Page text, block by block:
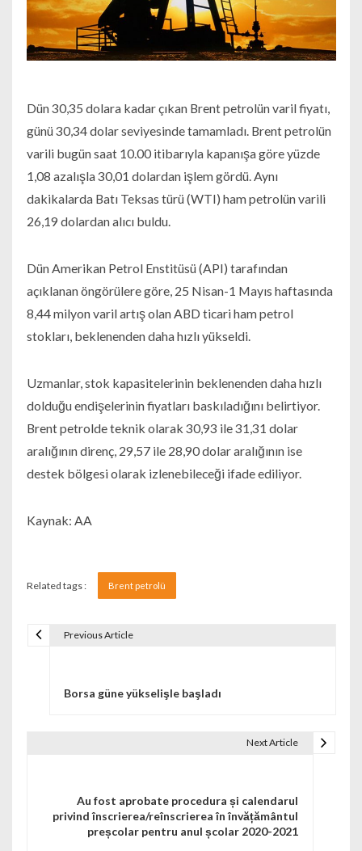
Dün 30,35 dolara kadar çıkan Brent petrolün varil fiyatı,
günü 30,34 dolar seviyesinde tamamladı. Brent petrolün
varili bugün saat 10.00 itibarıyla kapanışa göre yüzde
1,08 azalışla 30,01 dolardan işlem gördü. Aynı
dakikalarda Batı Teksas türü (WTI) ham petrolün varili
26,19 dolardan alıcı buldu.
Dün Amerikan Petrol Enstitüsü (API) tarafından
açıklanan öngörülere göre, 25 Nisan-1 Mayıs haftasında
8,44 milyon varil artış olan ABD ticari ham petrol
stokları, beklenenden daha hızlı yükseldi.
Uzmanlar, stok kapasitelerinin beklenenden daha hızlı
dolduğu endişelerinin fiyatları baskıladığını belirtiyor.
Brent petrolde teknik olarak 30,93 ile 31,31 dolar
aralığının direnç, 29,57 ile 28,90 dolar aralığının ise
destek bölgesi olarak izlenebileceği ifade ediliyor.
Kaynak: AA
Related tags : Brent petrolü
Previous Article
Borsa güne yükselişle başladı
Next Article
Au fost aprobate procedura și calendarul
privind înscrierea/reînscrierea în învățământul
preșcolar pentru anul școlar 2020-2021